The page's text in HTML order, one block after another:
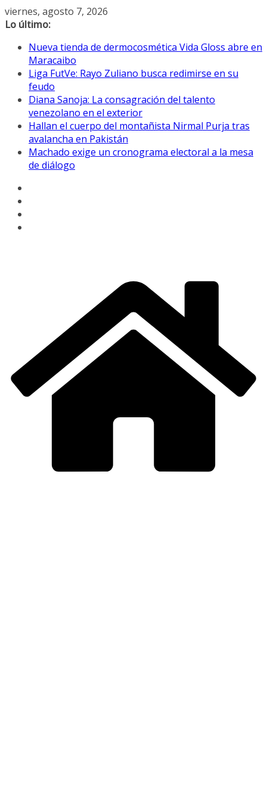
Saltar
al
viernes, agosto 7, 2026
Lo último:
Nueva tienda de dermocosmética Vida Gloss abre en
Maracaibo
Liga FutVe: Rayo Zuliano busca redimirse en su
feudo
Diana Sanoja: La consagración del talento
venezolano en el exterior
Hallan el cuerpo del montañista Nirmal Purja tras
avalancha en Pakistán
Machado exige un cronograma electoral a la mesa
de diálogo